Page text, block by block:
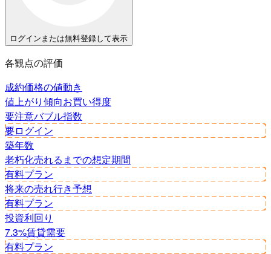
ログインまたは無料登録して表示
各観点の評価
成約価格の値動き
値上がり傾向お買い得度
要注意バブル指数
要ログイン
築年数
老朽化売れるまでの想定期間
有料プラン
将来の売れ行き予想
有料プラン
投資利回り
7.3%賃貸需要
有料プラン